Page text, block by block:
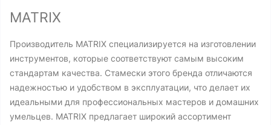
MATRIX
Производитель MATRIX специализируется на изготовлении
инструментов, которые соответствуют самым высоким
стандартам качества. Стамески этого бренда отличаются
надежностью и удобством в эксплуатации, что делает их
идеальными для профессиональных мастеров и домашних
умельцев. MATRIX предлагает широкий ассортимент